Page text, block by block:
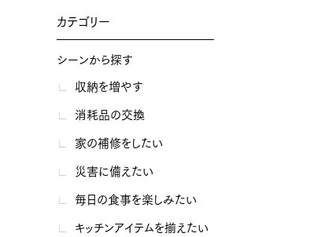
カテゴリー
シーンから探す
収納を増やす
消耗品の交換
家の補修をしたい
災害に備えたい
毎日の食事を楽しみたい
キッチンアイテムを揃えたい